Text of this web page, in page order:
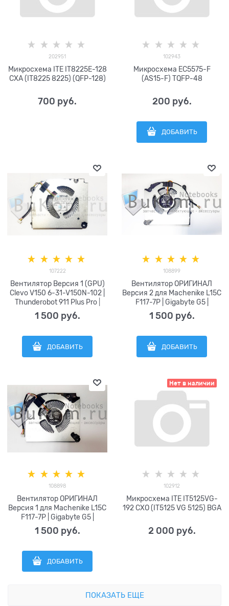
202951
Микросхема ITE IT8225E-128
CXA (IT8225 8225) (QFP-128)
700 руб.
102943
Микросхема EC5575-F
(AS15-F) TQFP-48
200 руб.
ДОБАВИТЬ
107222
Вентилятор Версия 1 (GPU)
Clevo V150 6-31-V150N-102 |
Thunderobot 911 Plus Pro |
ARDOR GAMING NEO G15-
I5ND204 серии WINMA EGC-
240-GP2-B p.pssa-7nk-240-
gp-b DC5V 0,5A (4pin)
1 500 руб.
ДОБАВИТЬ
108899
Вентилятор ОРИГИНАЛ
Версия 2 для Machenike L15C
F117-7P | Gigabyte G5 |
Thunderobot 911 M G3 PRO |
Ardon Gaming Neo N17-
FPP7 DFS5K22115371U FPP9
DFS5K22115371U FPVG DC5V
0.5A (4pin) rtx4060
1 500 руб.
ДОБАВИТЬ
108898
Вентилятор ОРИГИНАЛ
Версия 1 для Machenike L15C
F117-7P | Gigabyte G5 |
Thunderobot 911 M G3 PRO |
Ardon Gaming Neo N17-
FPP6 FPP8 DFS5K223052831
FPVD DC5V 0.5A (4pin)
rtx4060
1 500 руб.
ДОБАВИТЬ
Нет в наличии
102912
Микросхема ITE IT5125VG-
192 CXO (IT5125 VG 5125) BGA
2 000 руб.
ПОКАЗАТЬ ЕЩЕ